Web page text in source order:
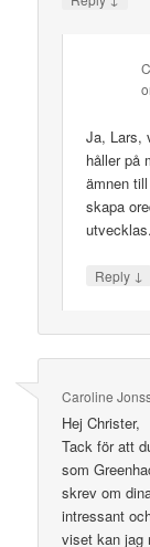
Ja, Lars,
håller på
ämnen
skapa
utvecklas.
Reply ↓
Caroline
Hej Christer,
Tack för att
som
skrev om
intressant
viset kan jag